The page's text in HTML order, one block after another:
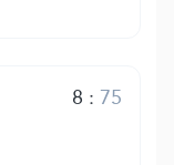
8 : 75